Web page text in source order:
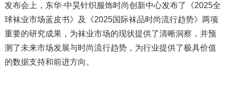
发布会上，东华·中昊针织服饰时尚创新中心发布了《2025全
球袜业市场蓝皮书》及《2025国际袜品时尚流行趋势》两项
重要的研究成果，为袜业市场的现状提供了清晰洞察，并预
测了未来市场发展与时尚流行趋势，为行业提供了极具价值
的数据支持和前进方向。